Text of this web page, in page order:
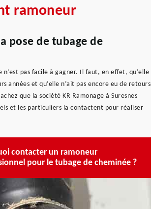
ramoneur
pose de tubage de
n’est pas facile à gagner. Il faut, en effet, qu’elle
années et qu’elle n’ait pas encore eu de retours
que la société KR Ramonage à Suresnes
et les particuliers la contactent pour réaliser
contacter un ramoneur
pour le tubage de cheminée ?